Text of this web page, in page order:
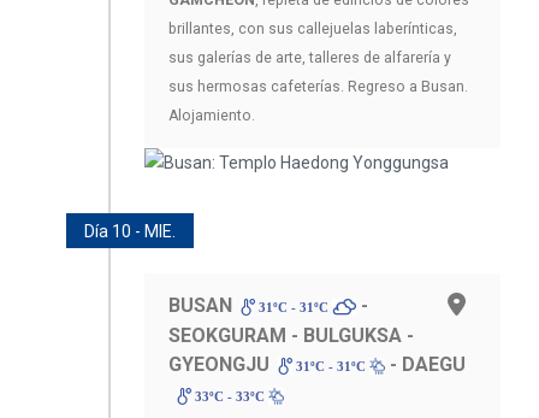
brillantes, con sus callejuelas laberínticas,
sus galerías de arte, talleres de alfarería y
sus hermosas cafeterías. Regreso a Busan.
Alojamiento.
Día 10 - MIE.
BUSAN 31ºC - 31ºC
-
SEOKGURAM - BULGUKSA -
GYEONGJU
31ºC - 31ºC - DAEGU
33ºC - 33ºC